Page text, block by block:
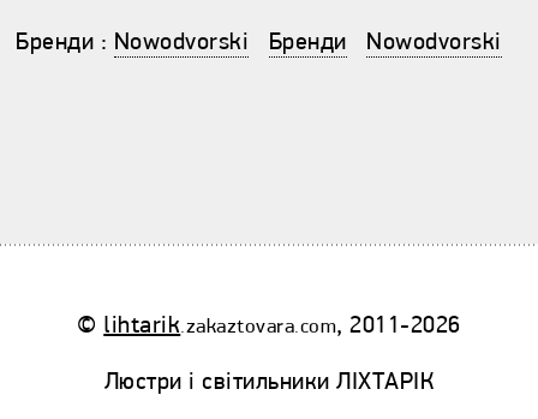
Бренди : Nowodvorski Бренди Nowodvorski
© lihtarik.zakaztovara.com, 2011-2026
Люстри і світильники ЛІХТАРІК